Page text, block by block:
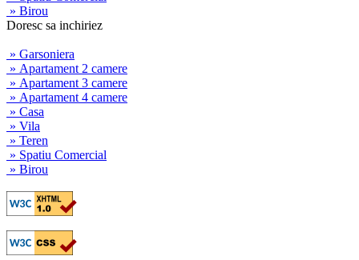
» Birou
Doresc sa inchiriez
» Garsoniera
» Apartament 2 camere
» Apartament 3 camere
» Apartament 4 camere
» Casa
» Vila
» Teren
» Spatiu Comercial
» Birou